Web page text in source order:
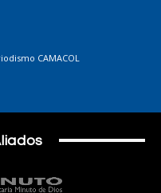
CAMACOL